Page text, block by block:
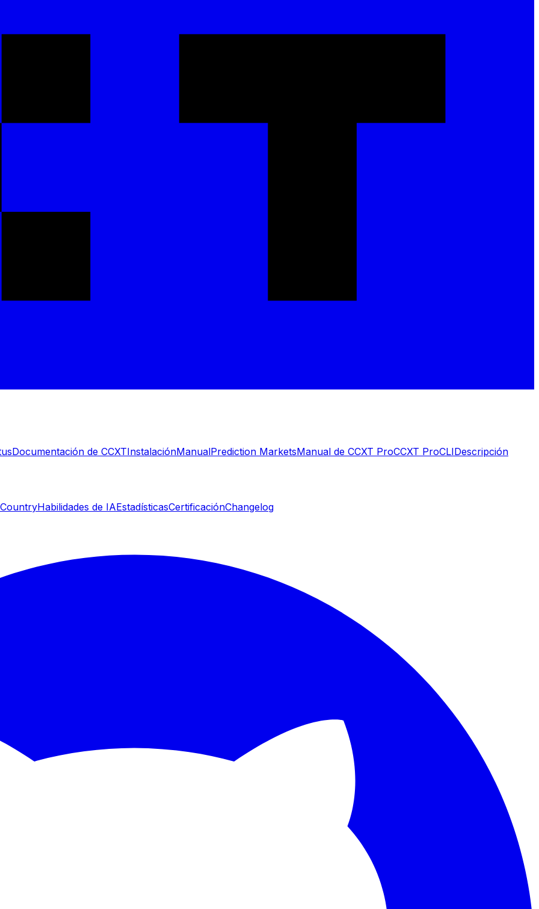
Documentación de CCXTInstalaciónManualPrediction MarketsManual de CCXT ProCCXT ProCLIDescripción
Habilidades de IAEstadísticasCertificaciónChangelog